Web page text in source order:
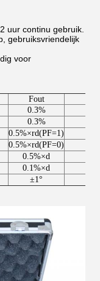
uur continu gebruik.
gebruiksvriendelijk
voor
Fout
0.3%
0.3%
0.5%×rd(PF=1)
0.5%×rd(PF=0)
0.5%×d
0.1%×d
±1°